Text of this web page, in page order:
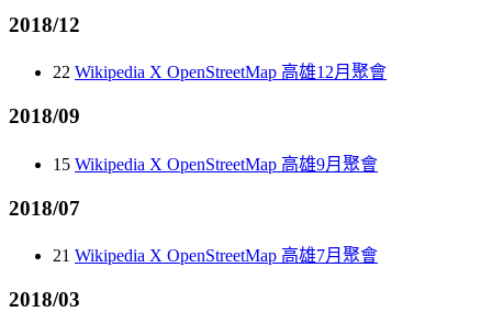
2018/12
22 Wikipedia X OpenStreetMap 高雄12月聚會
2018/09
15 Wikipedia X OpenStreetMap 高雄9月聚會
2018/07
21 Wikipedia X OpenStreetMap 高雄7月聚會
2018/03